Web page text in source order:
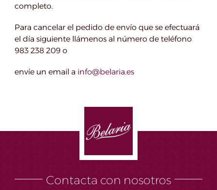
completo.
Para cancelar el pedido de envío que se efectuará
el día siguiente llámenos al número de teléfono
983 238 209 o
envíe un email a info@belaria.es
Contacta con nosotros